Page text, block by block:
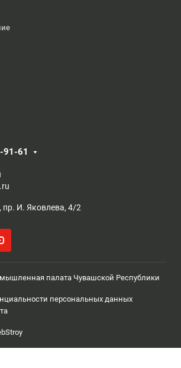
91-61
пр. И. Яковлева, 4/2
палата Чувашской Республики
персональных данных